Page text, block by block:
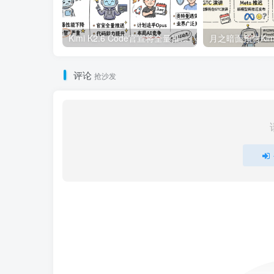
Kimi K2.6 Code官宣将全量推送，实锤Opus4.6降智严重 | 4月14日AI日报第365期
评论 抢沙发